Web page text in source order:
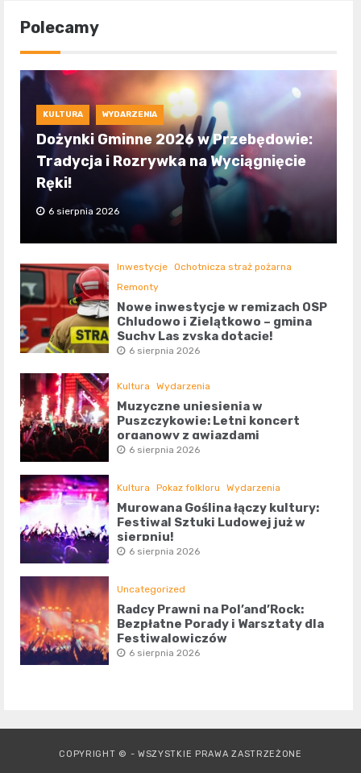
Polecamy
KULTURA WYDARZENIA
Dożynki Gminne 2026 w Przebędowie:
Tradycja i Rozrywka na Wyciągnięcie
Ręki!
6 sierpnia 2026
Inwestycje Ochotnicza straż pożarna
Remonty
Nowe inwestycje w remizach OSP
Chludowo i Zielątkowo – gmina
Suchy Las zyska dotację!
6 sierpnia 2026
Kultura Wydarzenia
Muzyczne uniesienia w
Puszczykowie: Letni koncert
organowy z gwiazdami
6 sierpnia 2026
Kultura Pokaz folkloru Wydarzenia
Murowana Goślina łączy kultury:
Festiwal Sztuki Ludowej już w
sierpniu!
6 sierpnia 2026
Uncategorized
Radcy Prawni na Pol’and’Rock:
Bezpłatne Porady i Warsztaty dla
Festiwalowiczów
6 sierpnia 2026
COPYRIGHT © - WSZYSTKIE PRAWA ZASTRZEŻONE